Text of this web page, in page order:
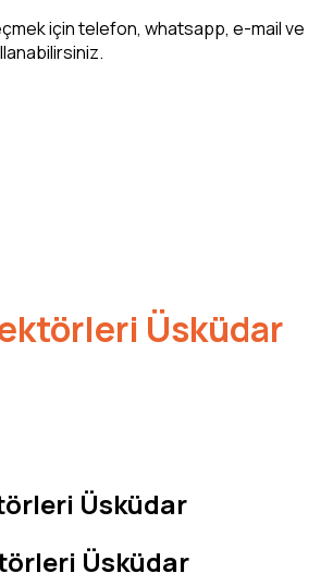
için telefon, whatsapp, e-mail ve
Üsküdar
Üsküdar
Üsküdar